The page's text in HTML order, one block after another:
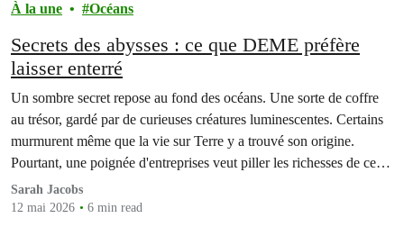
À la une Océans
Secrets des abysses : ce que DEME préfère
laisser enterré
Un sombre secret repose au fond des océans. Une sorte de coffre
au trésor, gardé par de curieuses créatures luminescentes. Certains
murmurent même que la vie sur Terre y a trouvé son origine.
Pourtant, une poignée d'entreprises veut piller les richesses de ces
fonds marins. Ces entreprises s’attaquent à nos richesses, notre
patrimoine commun car…
Sarah Jacobs
12 mai 2026
6 min read